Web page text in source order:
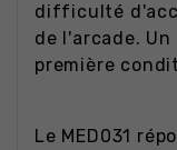
difficulté
de l'arcade.
première
Le MED031